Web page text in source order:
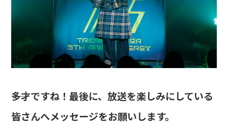
――多才ですね！最後に、放送を楽しみにしている
皆さんへメッセージをお願いします。